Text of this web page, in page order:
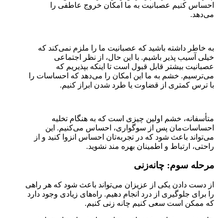
احساس کنیم عصبانیت به ما امکان خروج عاطفی را
می‌دهد.
به خاطر داشته باشید که عصبانیت ما را ملزم نمی‌کند که
خیلی آسیب پذیر باشیم. با این حال، از نظر اجتماعی
عصبانیت بیشتر قابل قبول است تا اینکه بپذیریم که
می‌ترسیم. خشم به ما این امکان را می‌دهد که احساسات را
با ترس کمتری از قضاوت یا طرد شدن ابراز کنیم.
متأسفانه، خشم اولین چیزی است که به هنگام تخلیه
احساسات‌مان پس از سوگواری، احساس می‌کنیم. این
می‌تواند باعث شود که در تجربه‌تان احساس انزوا کنید و از
راحتی، ارتباط و اطمینان بهره مند نشوید.
مرحله سوم: چانه‌زنی
از دست دادن یکی از عزیزان می‌تواند باعث شود که هر راهی
را برای جلوگیری از درد انجام دهیم. راه‌های زیادی وجود دارد
که ممکن است سعی کنیم چانه زنی کنیم.